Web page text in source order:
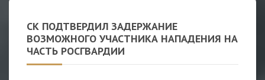
СК ПОДТВЕРДИЛ ЗАДЕРЖАНИЕ
ВОЗМОЖНОГО УЧАСТНИКА НАПАДЕНИЯ НА
ЧАСТЬ РОСГВАРДИИ